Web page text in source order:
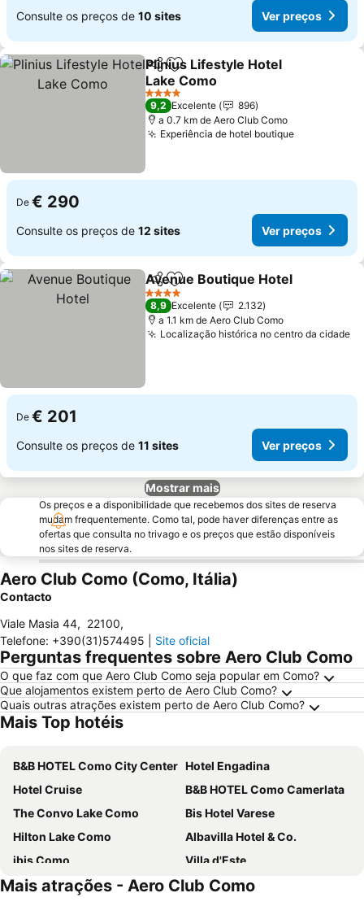
Consulte os preços de 10 sites Ver preços
PartilharAdicionar aos favoritos
Plinius Lifestyle Hotel
Lake Como
Ver preços
4 Estrelas
9,2 Excelente
896
a 0.7 km de Aero Club Como
Experiência de hotel boutiqueVer preços
De € 290
Consulte os preços de 12 sites Ver preços
PartilharAdicionar aos favoritos
Avenue Boutique Hotel
4 Estrelas
8,9 Excelente
2.132
a 1.1 km de Aero Club Como
Localização histórica no centro da cidade
De € 201
Consulte os preços de 11 sites Ver preços
Mostrar mais
Os preços e a disponibilidade que recebemos dos sites de reserva
mudam frequentemente. Como tal, pode haver diferenças entre as
ofertas que consulta no trivago e os preços que estão disponíveis
nos sites de reserva.
Aero Club Como (Como, Itália)
Contacto
Viale Masia 44, 22100,
Telefone: +390(31)574495 Site oficial
Perguntas frequentes sobre Aero Club Como
O que faz com que Aero Club Como seja popular em Como?
Que alojamentos existem perto de Aero Club Como?
Quais outras atrações existem perto de Aero Club Como?
Mais Top hotéis
B&B HOTEL Como City Center Hotel Engadina
Hotel Cruise
B&B HOTEL Como Camerlata
The Convo Lake Como
Bis Hotel Varese
Hilton Lake Como
Albavilla Hotel & Co.
ibis Como
Villa d'Este
Hotel Barchetta Excelsior
B&B HOTEL Como Baradello
Mais atrações - Aero Club Como